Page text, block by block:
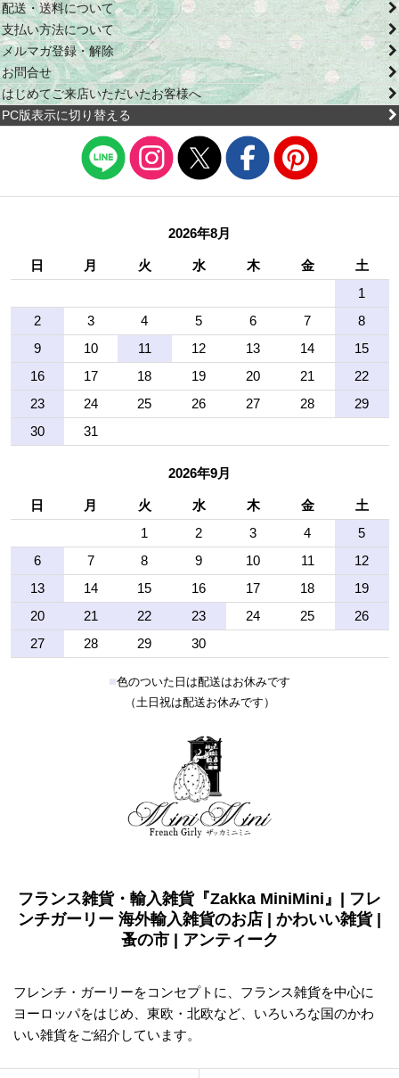
配送・送料について
支払い方法について
メルマガ登録・解除
お問合せ
はじめてご来店いただいたお客様へ
PC版表示に切り替える
2026年8月
日 月 火 水 木 金
土
1
2
3 4 5 6 7
8
9
10 11 12 13 14
15
16
17 18 19 20 21
22
23
24 25 26 27 28
29
30
31
2026年9月
日 月 火 水 木 金
土
1
2 3 4
5
6
7 8 9 10 11
12
13
14 15 16 17 18
19
20
21 22 23 24 25
26
27
28 29 30
■色のついた日は配送はお休みです
（土日祝は配送お休みです）
フランス雑貨・輸入雑貨『Zakka MiniMini』| フレ
ンチガーリー 海外輸入雑貨のお店 | かわいい雑貨 |
蚤の市 | アンティーク
フレンチ・ガーリーをコンセプトに、フランス雑貨を中心に
ヨーロッパをはじめ、東欧・北欧など、いろいろな国のかわ
いい雑貨をご紹介しています。